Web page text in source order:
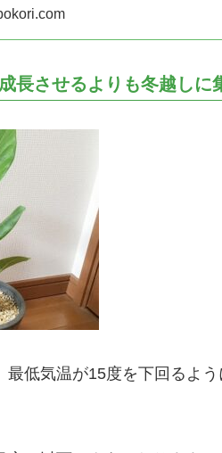
ょうか？
長させるよりも冬越しに
最低気温が15度を下回るよ